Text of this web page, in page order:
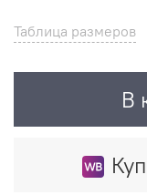
Таблица размеров
В